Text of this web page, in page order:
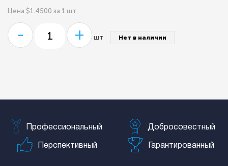
Цена $1.4500 за 1 шт
- + шт Нет в наличии
Профессиональный Добросовестный
Перспективный Гарантированный